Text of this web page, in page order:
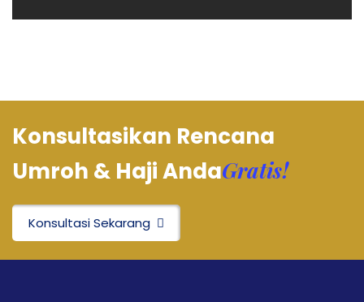
Konsultasikan Rencana
Umroh & Haji AndaGratis!
Konsultasi Sekarang